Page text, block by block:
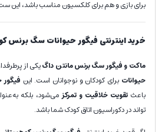
برای بازی و هم برای کلکسیون مناسب باشد، این
خرید اینترنتی فیگورحیوانات سگ برنس
ماکت و فیگور سگ برنس مانتن داگیکی از
حیواناتبرای کودکان و نوجوانان است. این فیگور
باعثتقویت خلاقیت و تمرکزمی‌شود، بلکه
تواند دردکوراسیون اتاق کودک شما باشد.